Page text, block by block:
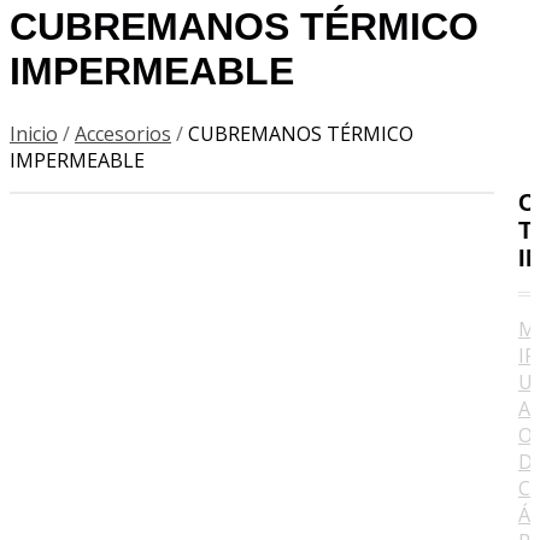
CUBREMANOS TÉRMICO
IMPERMEABLE
Inicio /Accesorios /CUBREMANOS TÉRMICO
IMPERMEABLE